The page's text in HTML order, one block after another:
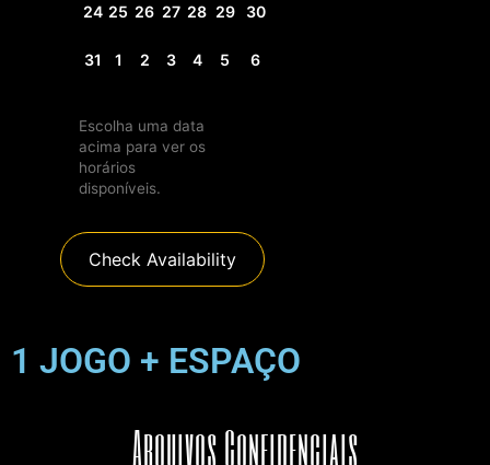
24 25 26 27 28 29 30
31 1 2 3 4 5 6
Escolha uma data
acima para ver os
horários
disponíveis.
Check Availability
1 JOGO + ESPAÇO
Arquivos Confidenciais